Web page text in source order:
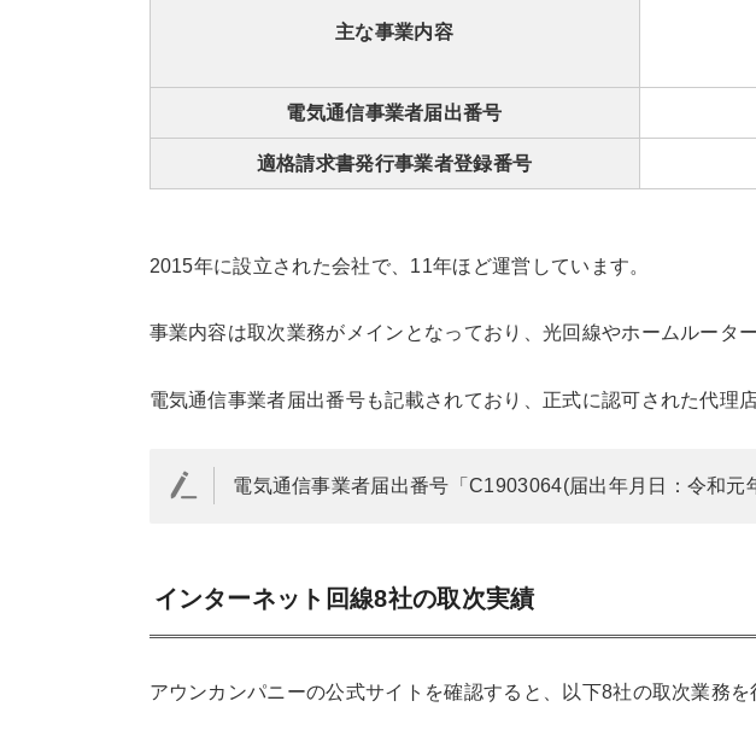
主な事業内容
電気通信事業者届出番号
適格請求書発行事業者登録番号
2015年に設立された会社で、11年ほど運営しています。
事業内容は取次業務がメインとなっており、光回線やホームルータ
電気通信事業者届出番号も記載されており、正式に認可された代理
電気通信事業者届出番号「C1903064(届出年月日：令和元
インターネット回線8社の取次実績
アウンカンパニーの公式サイトを確認すると、以下8社の取次業務を